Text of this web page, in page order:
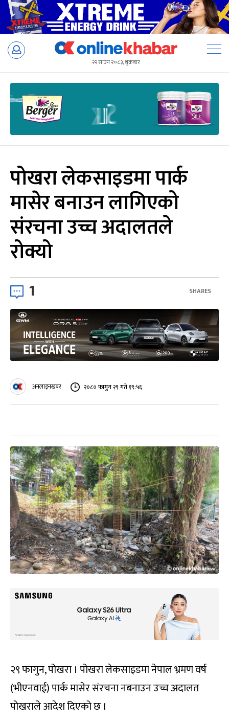
Skip
२२ साउन २०८३, शुक्रबार
पोखरा लेकसाइडमा पार्क
मासेर बनाउन लागिएको
संरचना उच्च अदालतले
रोक्यो
1 SHARES
अनलाइनखबर २०८० फागुन २९ गते १९:५६
२९ फागुन, पोखरा । पोखरा लेकसाइडमा नेपाल भ्रमण वर्ष
(भीएनवाई) पार्क मासेर संरचना नबनाउन उच्च अदालत
पोखराले आदेश दिएको छ ।